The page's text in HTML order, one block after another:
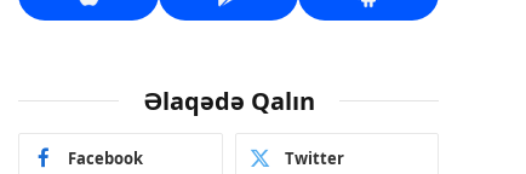
Əlaqədə Qalın
Facebook Twitter